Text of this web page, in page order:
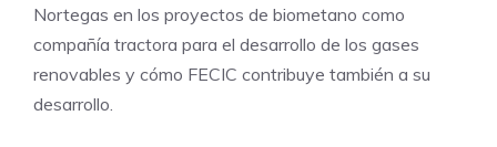
Nortegas en los proyectos de biometano como
compañía tractora para el desarrollo de los gases
renovables y cómo FECIC contribuye también a su
desarrollo.